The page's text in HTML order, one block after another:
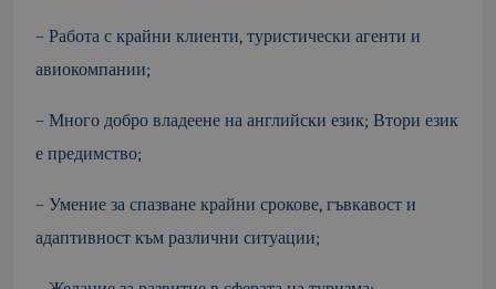
– Работа с крайни клиенти, туристически агенти и
авиокомпании;
– Много добро владеене на английски език; Втори език
е предимство;
– Умение за спазване крайни срокове, гъвкавост и
адаптивност към различни ситуации;